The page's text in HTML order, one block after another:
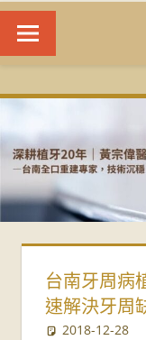
台南牙周病
速解決牙周
2018-12-28